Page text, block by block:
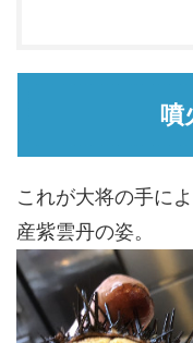
噴
これが大将の手に
産紫雲丹の姿。